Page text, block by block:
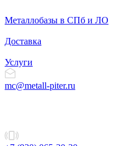
Металлобазы в СПб и ЛО
Доставка
Услуги
mc@metall-piter.ru